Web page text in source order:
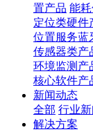
置产品 能
定位类硬件
位置服务蓝
传感器类产
环境监测产
核心软件产
新闻动态
全部 行业新
解决方案